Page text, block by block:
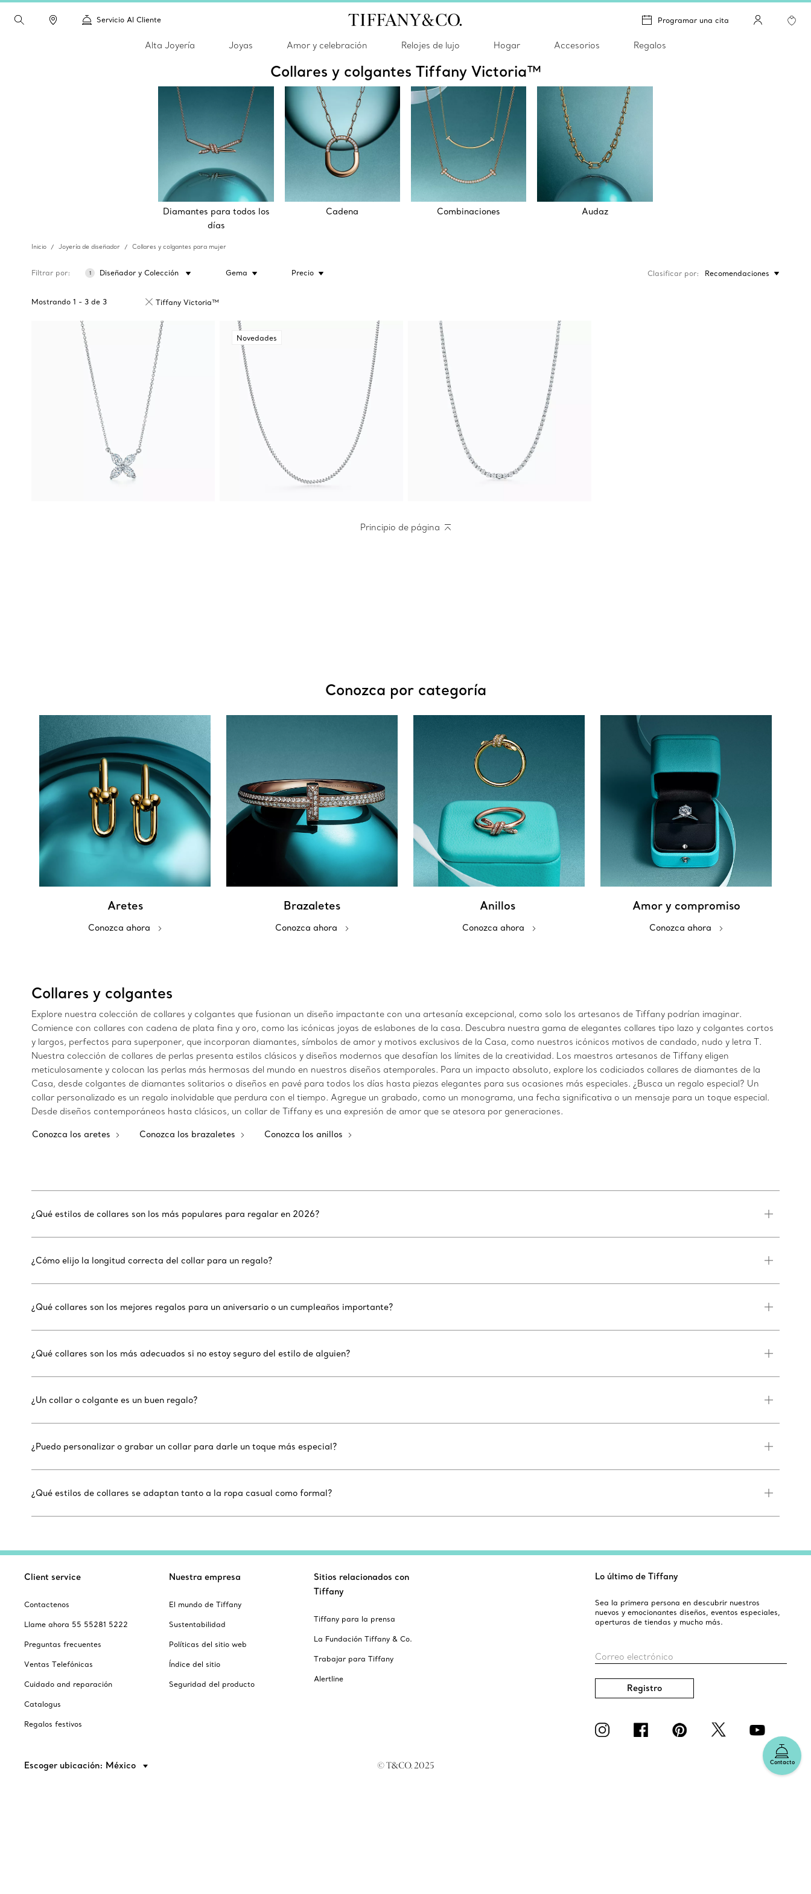
Servicio Al Cliente Programar una cita
Alta Joyería Joyas Amor y celebración Relojes de lujo Hogar Accesorios Regalos
Collares y colgantes Tiffany Victoria™
Diamantes para todos los
días
Cadena Combinaciones Audaz
Inicio Joyería de diseñador Collares y colgantes para mujer
Filtrar por 1 Diseñador y Colección Gema Precio
Mostrando 1 - 3 de 3 Tiffany Victoria™
Clasificar por Recomendaciones
Novedades
Principio de página
Conozca por categoría
Aretes
Conozca ahora
Brazaletes
Conozca ahora
Anillos
Conozca ahora
Amor y compromiso
Conozca ahora
Collares y colgantes
Explore nuestra colección de collares y colgantes que fusionan un diseño impactante con una artesanía excepcional, como solo los artesanos de Tiffany podrían imaginar.
Comience con collares con cadena de plata fina y oro, como las icónicas joyas de eslabones de la casa. Descubra nuestra gama de elegantes collares tipo lazo y colgantes cortos
y largos, perfectos para superponer, que incorporan diamantes, símbolos de amor y motivos exclusivos de la Casa, como nuestros icónicos motivos de candado, nudo y letra T.
Nuestra colección de collares de perlas presenta estilos clásicos y diseños modernos que desafían los límites de la creatividad. Los maestros artesanos de Tiffany eligen
meticulosamente y colocan las perlas más hermosas del mundo en nuestros diseños atemporales. Para un impacto absoluto, explore los codiciados collares de diamantes de la
Casa, desde colgantes de diamantes solitarios o diseños en pavé para todos los días hasta piezas elegantes para sus ocasiones más especiales. ¿Busca un regalo especial? Un
collar personalizado es un regalo inolvidable que perdura con el tiempo. Agregue un grabado, como un monograma, una fecha significativa o un mensaje para un toque especial.
Desde diseños contemporáneos hasta clásicos, un collar de Tiffany es una expresión de amor que se atesora por generaciones.
Conozca los aretes Conozca los brazaletes Conozca los anillos
¿Qué estilos de collares son los más populares para regalar en 2026?
¿Cómo elijo la longitud correcta del collar para un regalo?
¿Qué collares son los mejores regalos para un aniversario o un cumpleaños importante?
¿Qué collares son los más adecuados si no estoy seguro del estilo de alguien?
¿Un collar o colgante es un buen regalo?
¿Puedo personalizar o grabar un collar para darle un toque más especial?
¿Qué estilos de collares se adaptan tanto a la ropa casual como formal?
Contacto
Client service
Contactenos
Llame ahora 55 55281 5222
Preguntas frecuentes
Ventas Telefónicas
Cuidado and reparación
Catalogus
Regalos festivos
Nuestra empresa
El mundo de Tiffany
Sustentabilidad
Políticas del sitio web
Índice del sitio
Seguridad del producto
Sitios relacionados con
Tiffany
Tiffany para la prensa
La Fundación Tiffany & Co.
Trabajar para Tiffany
Alertline
Lo último de Tiffany
Sea la primera persona en descubrir nuestros
nuevos y emocionantes diseños, eventos especiales,
aperturas de tiendas y mucho más.
Correo electrónico
Registro
Escoger ubicación: México © T&CO. 2025